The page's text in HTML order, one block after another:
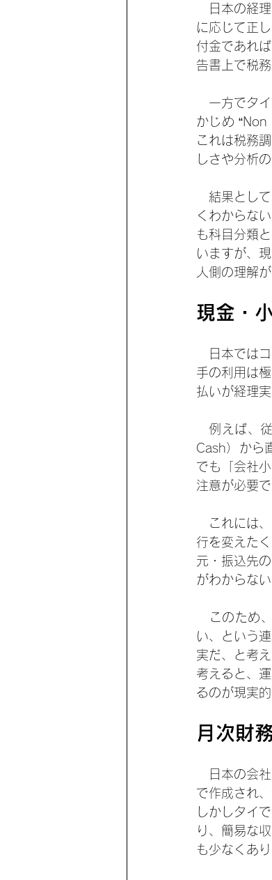
日本の経理
に応じて正
付金であれ
告書上で税
一方でタイ
かじめ “Non
これは税務
しさや分析
結果として
くわからな
も科目分類
いますが、
人側の理解
現金・
日本ではコ
手の利用は
払いが経理
例えば、従
Cash）から
でも「会社
注意が必要で
これには、
行を変えた
元・振込先
がわからな
このため、
い、という
実だ、と考
考えると、
るのが現実的
月次財
日本の会社
で作成され
しかしタイ
り、簡易な
も少なくあり